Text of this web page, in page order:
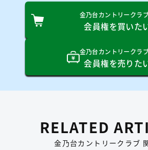
成約日：2016/10/24 成約金額：52
会員区分：個人 会員種別：
依頼日：2016/10/03 依頼金額：50
成約日：2016/10/04 成約金額：52
会員区分：個人 会員種別：
会員区分：個人 会員種別：
依頼日：2015/11/05 依頼金額：65
成約日：2015/11/06 成約金額：75
金乃台カントリークラ
会員権を買いた
金乃台カントリークラ
会員権を売りた
RELATED
金乃台カントリークラブ